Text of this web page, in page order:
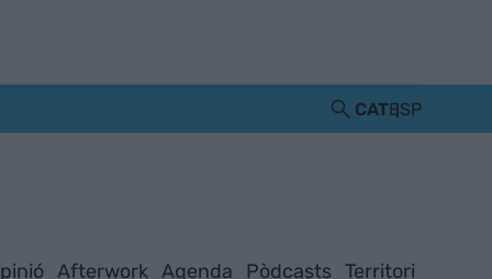
CATESP
Afterwork Agenda Pòdcasts Territori